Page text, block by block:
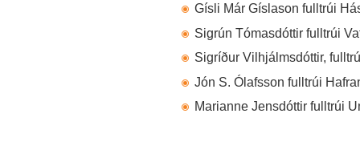
Gísli Már Gíslason fulltrúi
Sigrún Tómasdóttir fulltrúi
Sigríður Vilhjálmsdóttir,
Jón S. Ólafsson fulltrúi
Marianne Jensdóttir fulltrúi